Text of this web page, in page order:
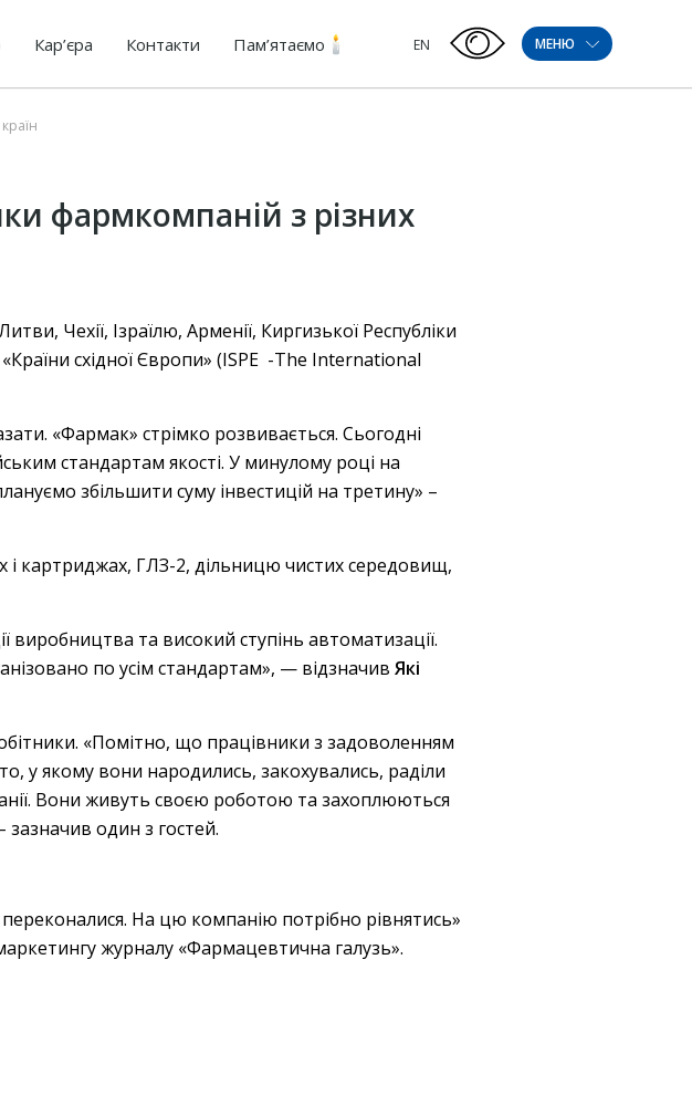
Кар’єра Контакти Пам’ятаємо EN МЕНЮ
фармкомпаній з різних
Чехії, Ізраїлю, Арменії, Киргизької Республіки
східної Європи» (ISPE -The International
«Фармак» стрімко розвивається. Сьогодні
стандартам якості. У минулому році на
збільшити суму інвестицій на третину» –
і картриджах, ГЛЗ-2, дільницю чистих середовищ,
виробництва та високий ступінь автоматизації.
по усім стандартам», — відзначив Які
«Помітно, що працівники з задоволенням
у якому вони народились, закохувались, раділи
Вони живуть своєю роботою та захоплюються
один з гостей.
На цю компанію потрібно рівнятись»
журналу «Фармацевтична галузь».